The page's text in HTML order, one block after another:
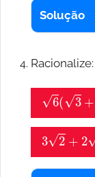
Solução
Racionalize:
(3+ )
3 +2